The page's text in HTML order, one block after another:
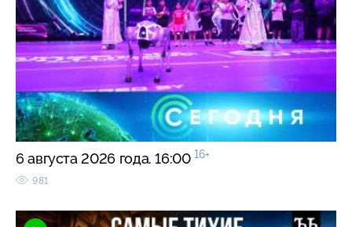
6 августа 2026 года. 16:00 16+
981